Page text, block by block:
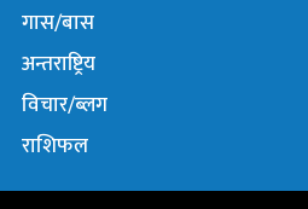
गास/बास
अन्तराष्ट्रिय
विचार/ब्लग
राशिफल